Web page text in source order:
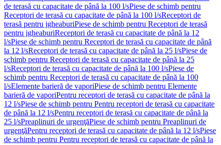
de terasă cu capacitate de până la 100 l/sPiese de schimb pentru
Receptori de terasă cu capacitate de până la 100 l/sReceptori de
terasă pentru jgheaburiPiese de schimb pentru Receptori de terasă
pentru jgheaburiReceptori de terasă cu capacitate de până la 12
l/sPiese de schimb pentru Receptori de terasă cu capacitate de până
la 12 l/sReceptori de terasă cu capacitate de până la 25 l/sPiese de
schimb pentru Receptori de terasă cu capacitate de până la 25
l/sReceptori de terasă cu capacitate de până la 100 l/sPiese de
schimb pentru Receptori de terasă cu capacitate de până la 100
l/sElemente barieră de vaporiPiese de schimb pentru Elemente
barieră de vaporiPentru receptori de terasă cu capacitate de până la
12 l/sPiese de schimb pentru Pentru receptori de terasă cu capacitate
de până la 12 l/sPentru receptori de terasă cu capacitate de până la
25 l/sPreaplinuri de urgenţăPiese de schimb pentru Preaplinuri de
urgenţăPentru receptori de terasă cu capacitate de până la 12 l/sPiese
de schimb pentru Pentru receptori de terasă cu capacitate de până la